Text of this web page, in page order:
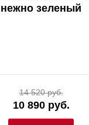
нежно зеленый
14 520 руб.
10 890 руб.